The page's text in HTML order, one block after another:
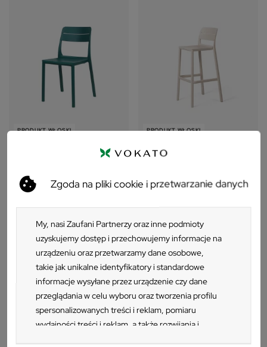
Zgoda na pliki cookie i przetwarzanie danych
My, nasi Zaufani Partnerzy oraz inne podmioty
uzyskujemy dostęp i przechowujemy informacje na
urządzeniu oraz przetwarzamy dane osobowe,
takie jak unikalne identyfikatory i standardowe
informacje wysyłane przez urządzenie czy dane
przeglądania w celu wyboru oraz tworzenia profilu
spersonalizowanych treści i reklam, pomiaru
wydajności treści i reklam, a także rozwijania i
PRODUKT WŁOSKI
295 zł
PRODUKT WŁOSKI
355 zł